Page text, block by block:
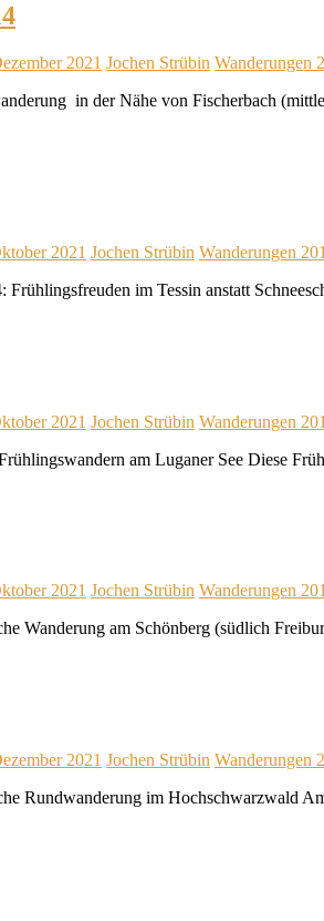
2021 Jochen Strübin Wanderungen
in der Nähe von Fischerbach
2021 Jochen Strübin Wanderungen
Frühlingsfreuden im Tessin anstatt
2021 Jochen Strübin Wanderungen
am Luganer See Diese
2021 Jochen Strübin Wanderungen
Wanderung am Schönberg (südlich
2021 Jochen Strübin Wanderungen
Rundwanderung im Hochschwarzwald